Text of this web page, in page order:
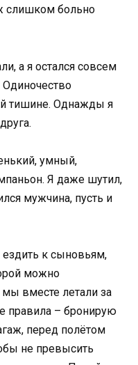
слишком больно
а я остался совсем
тишине. Однажды я
умный,
Я даже шутил,
мужчина, пусть и
ездить к сыновьям,
можно
вместе летали за
правила – бронирую
перед полётом
не превысить